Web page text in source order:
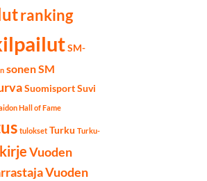
ranking
SM-
sonen SM
Suomisport Suvi
Hall of Fame
tulokset Turku Turku-
Vuoden
Vuoden